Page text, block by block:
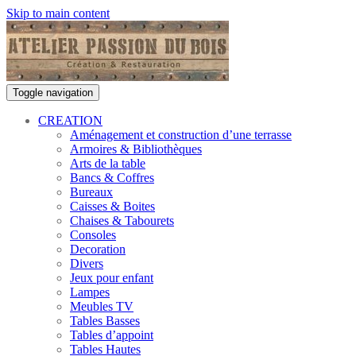
Skip to main content
Toggle navigation
CREATION
Aménagement et construction d’une terrasse
Armoires & Bibliothèques
Arts de la table
Bancs & Coffres
Bureaux
Caisses & Boites
Chaises & Tabourets
Consoles
Decoration
Divers
Jeux pour enfant
Lampes
Meubles TV
Tables Basses
Tables d’appoint
Tables Hautes